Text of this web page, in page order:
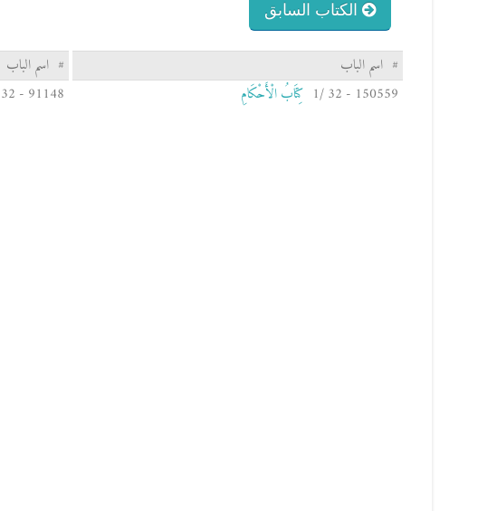
الكتاب السابق
# اسم الباب # اسم الباب
150559 - 32 /1
كِتَابُ الْأَحْكَامِ 91148 - 32 /2